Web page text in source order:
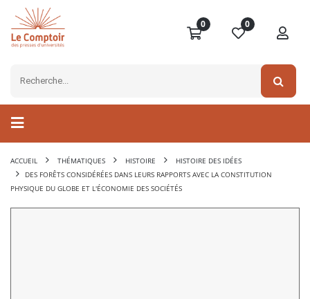
0 0
ACCUEIL THÉMATIQUES HISTOIRE
HISTOIRE DES IDÉES
DES FORÊTS CONSIDÉRÉES DANS LEURS RAPPORTS AVEC LA CONSTITUTION
PHYSIQUE DU GLOBE ET L'ÉCONOMIE DES SOCIÉTÉS